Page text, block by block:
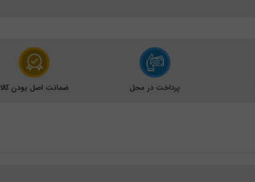
پرداخت در محل ضمانت اصل بودن کالا